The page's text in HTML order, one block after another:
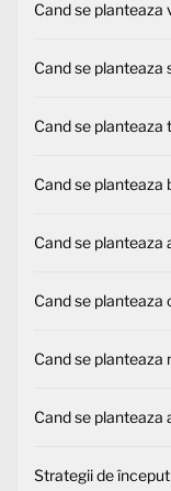
Cand se planteaza
Cand se planteaza
Cand se planteaza
Cand se planteaza
Cand se planteaza
Cand se planteaza
Cand se planteaza
Cand se planteaza
Strategii de